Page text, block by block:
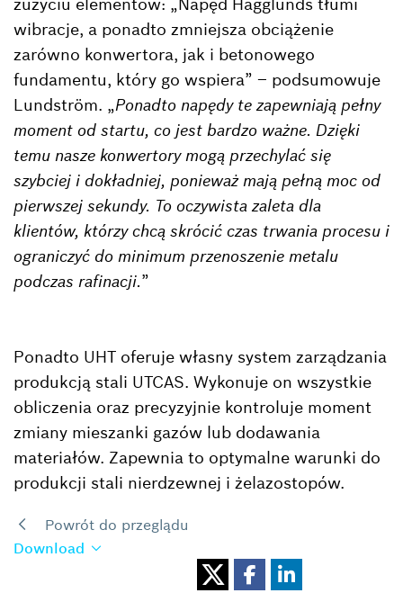
wibracje, a ponadto zmniejsza obciążenie
zarówno konwertora, jak i betonowego
fundamentu, który go wspiera” – podsumowuje
Lundström. „Ponadto napędy te zapewniają pełny
moment od startu, co jest bardzo ważne. Dzięki
temu nasze konwertory mogą przechylać się
szybciej i dokładniej, ponieważ mają pełną moc od
pierwszej sekundy. To oczywista zaleta dla
klientów, którzy chcą skrócić czas trwania procesu i
ograniczyć do minimum przenoszenie metalu
podczas rafinacji.”
Ponadto UHT oferuje własny system zarządzania
produkcją stali UTCAS. Wykonuje on wszystkie
obliczenia oraz precyzyjnie kontroluje moment
zmiany mieszanki gazów lub dodawania
materiałów. Zapewnia to optymalne warunki do
produkcji stali nierdzewnej i żelazostopów.
Powrót do przeglądu
Download